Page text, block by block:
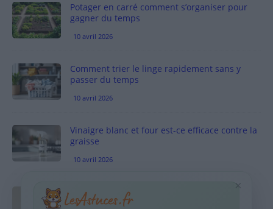
Potager en carré comment s’organiser pour
gagner du temps
10 avril 2026
Comment trier le linge rapidement sans y
passer du temps
10 avril 2026
Vinaigre blanc et four est-ce efficace contre la
graisse
10 avril 2026
Taches pigmentaires : routine simple +
habitudes qui aident
×